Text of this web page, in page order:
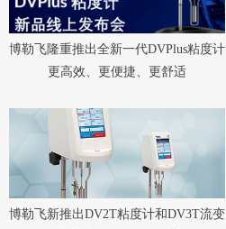
博勒飞隆重推出全新一代DVPlus粘度计
更高效、更便捷、更舒适
博勒飞新推出DV2T粘度计和DV3T流变